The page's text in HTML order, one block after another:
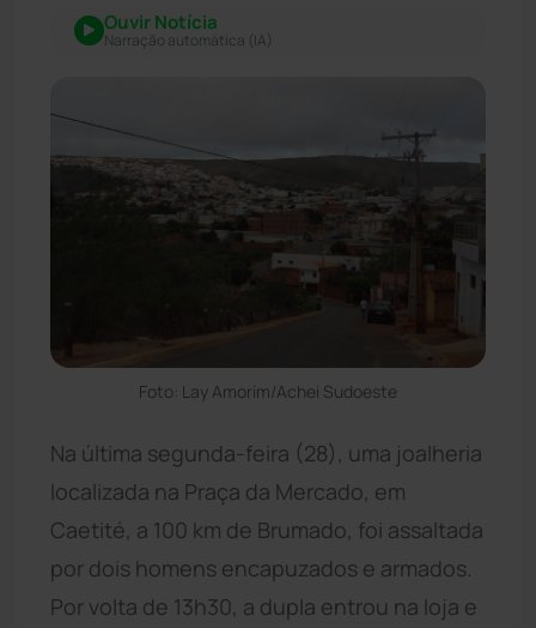
Ouvir Notícia
Narração automática (IA)
Foto: Lay Amorim/Achei Sudoeste
Na última segunda-feira (28), uma joalheria
localizada na Praça da Mercado, em
Caetité, a 100 km de Brumado, foi assaltada
por dois homens encapuzados e armados.
Por volta de 13h30, a dupla entrou na loja e